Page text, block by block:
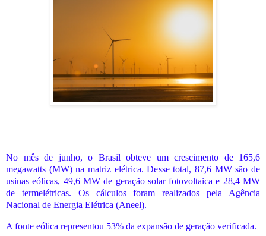
No mês de junho, o Brasil obteve um crescimento de 165,6
megawatts (MW) na matriz elétrica. Desse total, 87,6 MW são de
usinas eólicas, 49,6 MW de geração solar fotovoltaica e 28,4 MW
de termelétricas. Os cálculos foram realizados pela Agência
Nacional de Energia Elétrica (Aneel).
A fonte eólica representou 53% da expansão de geração verificada.